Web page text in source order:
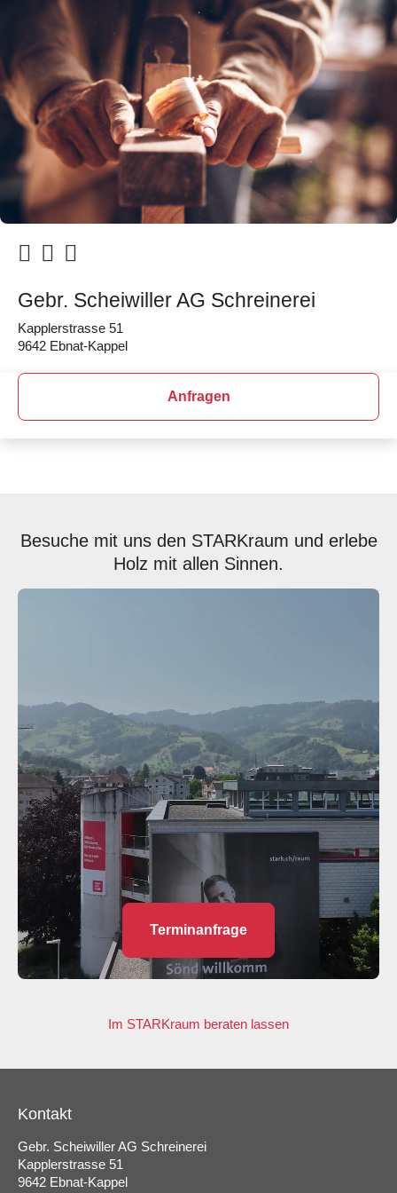
Gebr. Scheiwiller AG Schreinerei
Kapplerstrasse 51
9642 Ebnat-Kappel
Anfragen
Besuche mit uns den STARKraum und erlebe
Holz mit allen Sinnen.
Terminanfrage
Im STARKraum beraten lassen
Kontakt
Gebr. Scheiwiller AG Schreinerei
Kapplerstrasse 51
9642 Ebnat-Kappel